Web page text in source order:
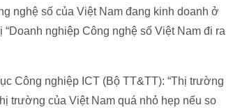
nghệ số của Việt Nam đang kinh doanh ở
nghiệp Công nghệ số Việt Nam đi ra
Công nghiệp ICT (Bộ TT&TT): “Thị trường
trường của Việt Nam quá nhỏ hẹp nếu so